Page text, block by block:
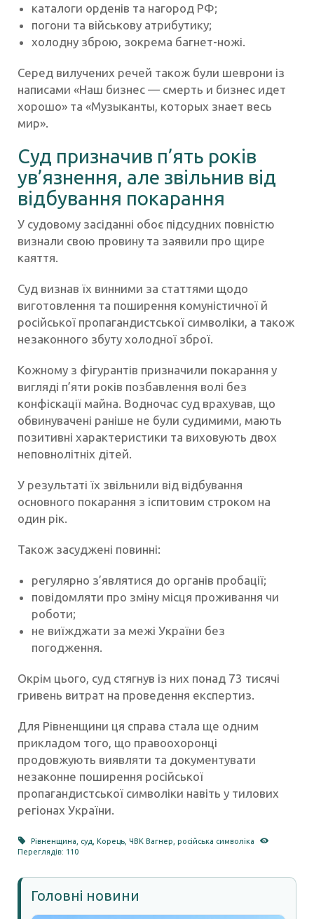
каталоги орденів та нагород РФ;
погони та військову атрибутику;
холодну зброю, зокрема багнет-ножі.
Серед вилучених речей також були шеврони із
написами «Наш бизнес — смерть и бизнес идет
хорошо» та «Музыканты, которых знает весь
мир».
Суд призначив п’ять років
ув’язнення, але звільнив від
відбування покарання
У судовому засіданні обоє підсудних повністю
визнали свою провину та заявили про щире
каяття.
Суд визнав їх винними за статтями щодо
виготовлення та поширення комуністичної й
російської пропагандистської символіки, а також
незаконного збуту холодної зброї.
Кожному з фігурантів призначили покарання у
вигляді п’яти років позбавлення волі без
конфіскації майна. Водночас суд врахував, що
обвинувачені раніше не були судимими, мають
позитивні характеристики та виховують двох
неповнолітніх дітей.
У результаті їх звільнили від відбування
основного покарання з іспитовим строком на
один рік.
Також засуджені повинні:
регулярно з’являтися до органів пробації;
повідомляти про зміну місця проживання чи
роботи;
не виїжджати за межі України без
погодження.
Окрім цього, суд стягнув із них понад 73 тисячі
гривень витрат на проведення експертиз.
Для Рівненщини ця справа стала ще одним
прикладом того, що правоохоронці
продовжують виявляти та документувати
незаконне поширення російської
пропагандистської символіки навіть у тилових
регіонах України.
Рівненщина суд ,Корець ,ЧВК Вагнер ,російська символіка
Переглядів: 110
Головні новини